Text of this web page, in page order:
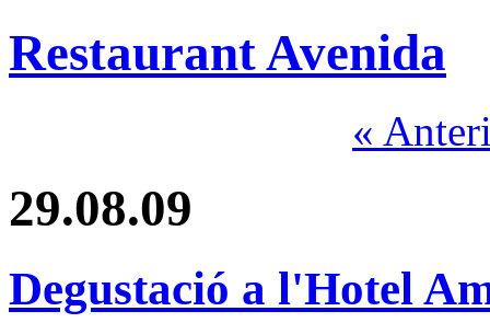
Restaurant Avenida
«
29.08.09
Degustació a l'Hotel